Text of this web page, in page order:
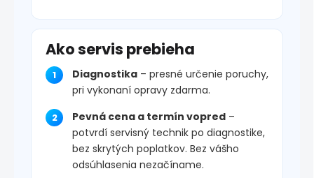
Ako servis prebieha
Diagnostika – presné určenie poruchy,
pri vykonaní opravy zdarma.
Pevná cena a termín vopred –
potvrdí servisný technik po diagnostike,
bez skrytých poplatkov. Bez vášho
odsúhlasenia nezačíname.